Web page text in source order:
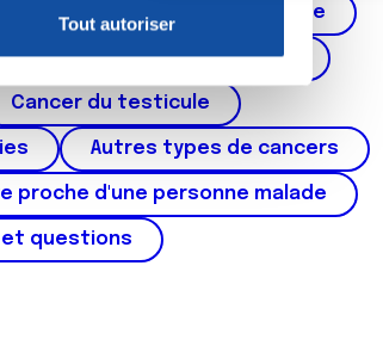
d'autres informations que
Tout autoriser
Cancer de la prostate
corps de l'utérus, ovaires)
Cancer du testicule
Autres types de cancers
proche d'une personne malade
questions